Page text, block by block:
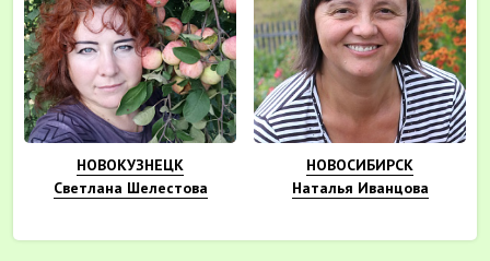
НОВОКУЗНЕЦК
Светлана Шелестова
НОВОСИБИРСК
Наталья Иванцова